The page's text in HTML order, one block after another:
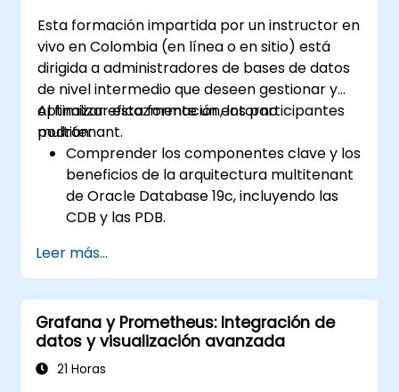
como copias completas, incrementales y
recuperación en un momento específico.
Aprender a utilizar la tecnología
Flashback de Oracle para una
recuperación efectiva de la base de
datos y gestionar escenarios de
recuperación ante desastres.
Aplicar las mejores prácticas de copia de
seguridad, recuperación y recuperación
ante desastres para garantizar la
disponibilidad de los datos y minimizar los
Esta formación impartida por un instructor en
vivo en Colombia (en línea o en sitio) está
dirigida a administradores de bases de datos
de nivel intermedio que deseen gestionar y
optimizar eficazmente un entorno
multitenant.
Al finalizar esta formación, los participantes
podrán:
Comprender los componentes clave y los
beneficios de la arquitectura multitenant
de Oracle Database 19c, incluyendo las
CDB y las PDB.
instalar, configurar y gestionar bases de
datos contenedores (CDB) y bases de
datos conectables (PDB).
Desarrollar competencia en la
implementación de medidas de
seguridad, estrategias de respaldo y
Leer más...
Grafana y Prometheus: Integración de
datos y visualización avanzada
21 Horas